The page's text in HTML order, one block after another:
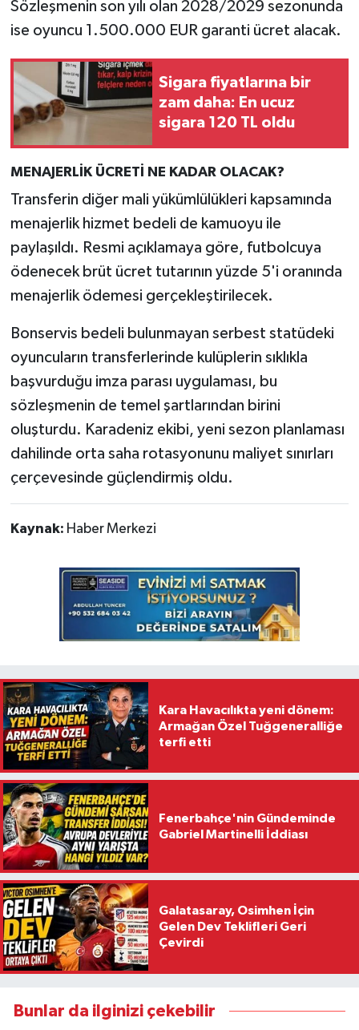
Sözleşmenin son yılı olan 2028/2029 sezonunda
ise oyuncu 1.500.000 EUR garanti ücret alacak.
Sigara fiyatlarına bir
zam daha: En ucuz
sigara 120 TL oldu
MENAJERLİK ÜCRETİ NE KADAR OLACAK?
Transferin diğer mali yükümlülükleri kapsamında
menajerlik hizmet bedeli de kamuoyu ile
paylaşıldı. Resmi açıklamaya göre, futbolcuya
ödenecek brüt ücret tutarının yüzde 5'i oranında
menajerlik ödemesi gerçekleştirilecek.
Bonservis bedeli bulunmayan serbest statüdeki
oyuncuların transferlerinde kulüplerin sıklıkla
başvurduğu imza parası uygulaması, bu
sözleşmenin de temel şartlarından birini
oluşturdu. Karadeniz ekibi, yeni sezon planlaması
dahilinde orta saha rotasyonunu maliyet sınırları
çerçevesinde güçlendirmiş oldu.
Kaynak: Haber Merkezi
Kara Havacılıkta yeni dönem:
Armağan Özel Tuğgeneralliğe
terfi etti
Fenerbahçe'nin Gündeminde
Gabriel Martinelli İddiası
Galatasaray, Osimhen İçin
Gelen Dev Teklifleri Geri
Çevirdi
Bunlar da ilginizi çekebilir